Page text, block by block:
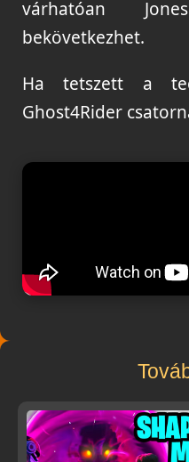
várhatóan
bekövetkezhet.
Ha tetszett a
Ghost4Rider